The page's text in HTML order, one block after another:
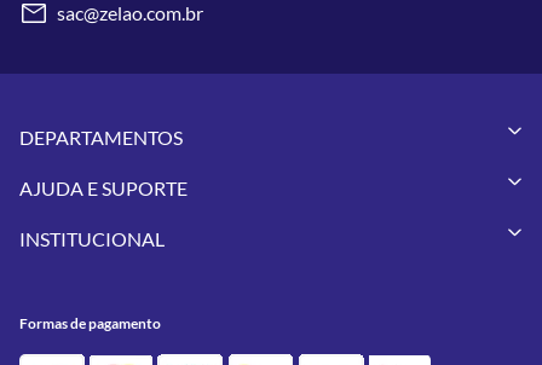
sac@zelao.com.br
DEPARTAMENTOS
Vestuários
Pneus
Utilidades
AJUDA E SUPORTE
Meus Pedidos
INSTITUCIONAL
Contato
Formas de pagamento